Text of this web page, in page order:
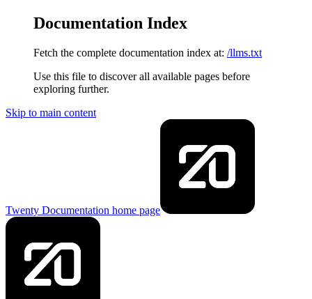
Documentation Index
Fetch the complete documentation index at: /llms.txt
Use this file to discover all available pages before
exploring further.
Skip to main content
Twenty Documentation home page